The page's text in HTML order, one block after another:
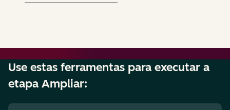
Use estas ferramentas para executar a
etapa Ampliar: